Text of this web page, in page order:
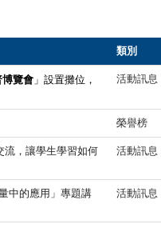
類別
覽會 」設置攤位，
活動訊息
榮譽榜
流，讓學生學習如何
活動訊息
中的應用」專題講
活動訊息